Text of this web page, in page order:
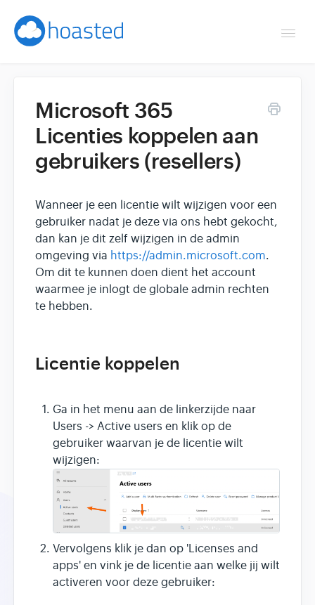
Helpdesk
Optimaliseren & debuggen
Contact
Klantenpaneel →
Microsoft 365
Licenties koppelen aan
gebruikers (resellers)
Wanneer je een licentie wilt wijzigen voor een
gebruiker nadat je deze via ons hebt gekocht,
dan kan je dit zelf wijzigen in de admin
omgeving via https://admin.microsoft.com.
Om dit te kunnen doen dient het account
waarmee je inlogt de globale admin rechten
te hebben.
Licentie koppelen
Ga in het menu aan de linkerzijde naar
Users -> Active users en klik op de
gebruiker waarvan je de licentie wilt
wijzigen:
Vervolgens klik je dan op 'Licenses and
apps' en vink je de licentie aan welke jij wilt
activeren voor deze gebruiker: